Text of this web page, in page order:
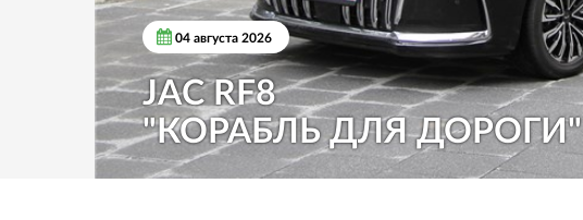
04 августа 2026
JAC RF8
"КОРАБЛЬ ДЛЯ ДОРОГИ"